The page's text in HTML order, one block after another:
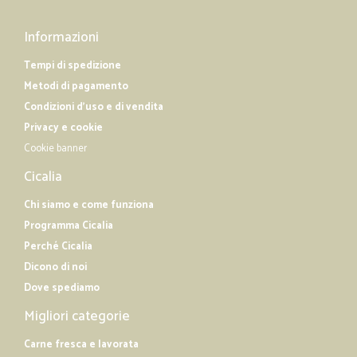
Informazioni
Tempi di spedizione
Metodi di pagamento
Condizioni d'uso e di vendita
Privacy e cookie
Cookie banner
Cicalia
Chi siamo e come funziona
Programma Cicalia
Perché Cicalia
Dicono di noi
Dove spediamo
Migliori categorie
Carne fresca e lavorata